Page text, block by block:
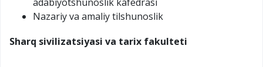
Nazariy va amaliy tilshunoslik
Sharq sivilizatsiyasi va tarix fakulteti